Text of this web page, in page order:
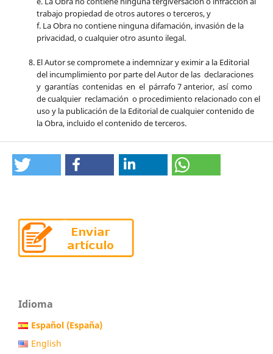
trabajo propiedad de otros autores o terceros, y
f. La Obra no contiene ninguna difamación, invasión de la
privacidad, o cualquier otro asunto ilegal.
El Autor se compromete a indemnizar y eximir a la Editorial
del incumplimiento por parte del Autor de las declaraciones
y garantías contenidas en el párrafo 7 anterior, así como
de cualquier reclamación o procedimiento relacionado con el
uso y la publicación de la Editorial de cualquier contenido de
la Obra, incluido el contenido de terceros.
Idioma
Español (España)
English